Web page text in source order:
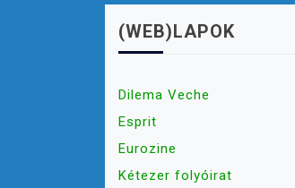
(WEB)LAPOK
Dilema Veche
Esprit
Eurozine
Kétezer folyóirat